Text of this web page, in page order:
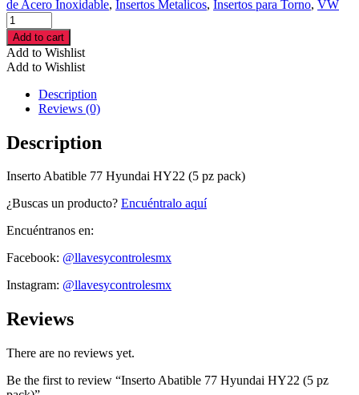
de Acero Inoxidable, Insertos Metalicos, Insertos para Torno, VW
Inserto
Abatible
77
Hyundai
HY22
cantidad
Add to cart
Add to Wishlist
Add to Wishlist
Description
Reviews (0)
Description
Inserto Abatible 77 Hyundai HY22 (5 pz pack)
¿Buscas un producto? Encuéntralo aquí
Encuéntranos en:
Facebook: @llavesycontrolesmx
Instagram: @llavesycontrolesmx
Reviews
There are no reviews yet.
Be the first to review “Inserto Abatible 77 Hyundai HY22 (5 pz